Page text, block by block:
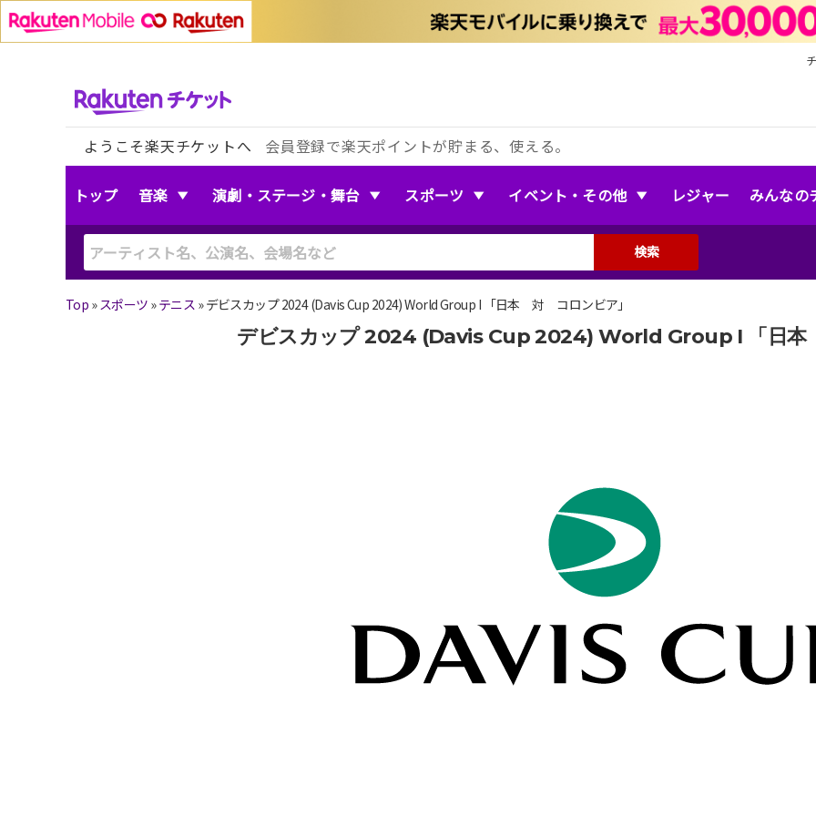
ようこそ楽天チケットへ 会員登録で楽天ポイントが貯まる、使える。
トップ 音楽 演劇・ステージ・舞台 スポーツ イベント・その他 レジャー みんなの
検索
Top » スポーツ »テニス »デビスカップ 2024 (Davis Cup 2024) World Group I 「日本 対 コロンビア」
デビスカップ 2024 (Davis Cup 2024) World Group I 「日